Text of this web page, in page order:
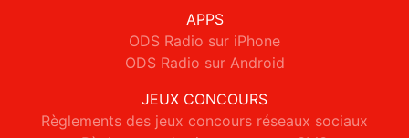
APPS
ODS Radio sur iPhone
ODS Radio sur Android
JEUX CONCOURS
Règlements des jeux concours réseaux sociaux